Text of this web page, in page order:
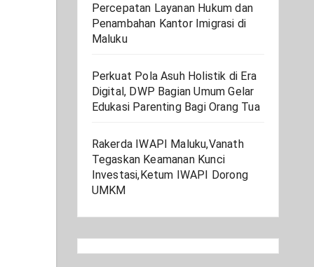
Percepatan Layanan Hukum dan
Penambahan Kantor Imigrasi di
Maluku
Perkuat Pola Asuh Holistik di Era
Digital, DWP Bagian Umum Gelar
Edukasi Parenting Bagi Orang Tua
Rakerda IWAPI Maluku,Vanath
Tegaskan Keamanan Kunci
Investasi,Ketum IWAPI Dorong
UMKM